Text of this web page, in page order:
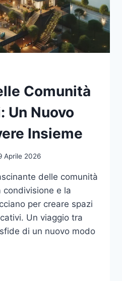
Comunità
Un Nuovo
Insieme
Aprile 2026
delle comunità
condivisione e la
per creare spazi
Un viaggio tra
di un nuovo modo